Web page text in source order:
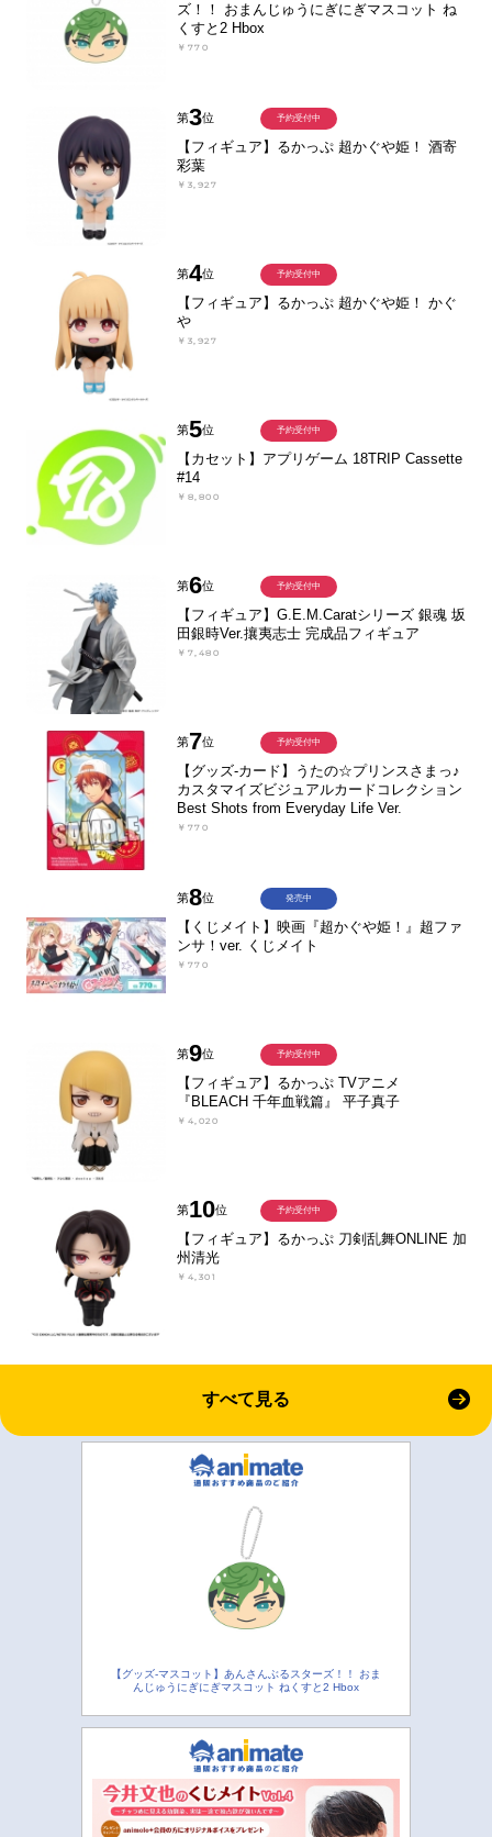
ズ！！ おまんじゅうにぎにぎマスコット ね
くすと2 Hbox
￥770
第3位
【フィギュア】るかっぷ 超かぐや姫！ 酒寄
彩葉
￥3,927
予約受付中
第4位
【フィギュア】るかっぷ 超かぐや姫！ かぐ
や
￥3,927
予約受付中
第5位
【カセット】アプリゲーム 18TRIP Cassette
#14
￥8,800
予約受付中
第6位
【フィギュア】G.E.M.Caratシリーズ 銀魂 坂
田銀時Ver.攘夷志士 完成品フィギュア
￥7,480
予約受付中
第7位
【グッズ-カード】うたの☆プリンスさまっ♪
カスタマイズビジュアルカードコレクション
Best Shots from Everyday Life Ver.
￥770
予約受付中
第8位
【くじメイト】映画『超かぐや姫！』超ファ
ンサ！ver. くじメイト
￥770
発売中
第9位
【フィギュア】るかっぷ TVアニメ
『BLEACH 千年血戦篇』 平子真子
￥4,020
予約受付中
第10位
【フィギュア】るかっぷ 刀剣乱舞ONLINE 加
州清光
￥4,301
予約受付中
すべて見る
【グッズ-マスコット】あんさんぶるスターズ！！ おま
んじゅうにぎにぎマスコット ねくすと2 Hbox